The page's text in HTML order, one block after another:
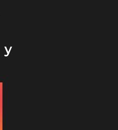
y